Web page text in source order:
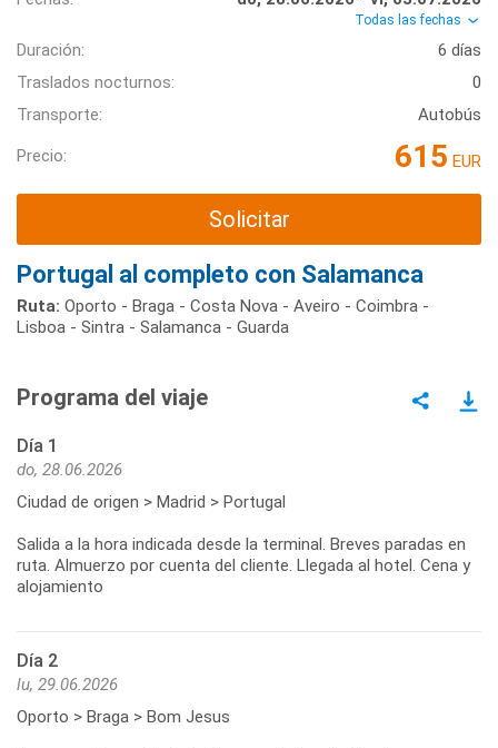
Todas las fechas
Duración:
6 días
Traslados nocturnos:
0
Transporte:
Autobús
Precio: 615 EUR
Solicitar
Portugal al completo con Salamanca
Ruta: Oporto - Braga - Costa Nova - Aveiro - Coimbra -
Lisboa - Sintra - Salamanca - Guarda
Programa del viaje
Día 1
do, 28.06.2026
Ciudad de origen > Madrid > Portugal
Salida a la hora indicada desde la terminal. Breves paradas en
ruta. Almuerzo por cuenta del cliente. Llegada al hotel. Cena y
alojamiento
Día 2
lu, 29.06.2026
Oporto > Braga > Bom Jesus